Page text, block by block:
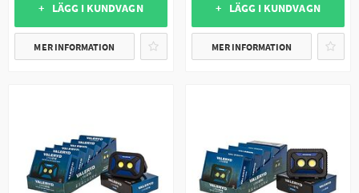
+ LÄGG I KUNDVAGN
MER INFORMATION
+ LÄGG I KUNDVAGN
MER INFORMATION